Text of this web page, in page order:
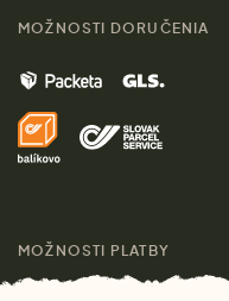
Kontakt
Značky
Pre médiá
Muži
Darčeky
Doprava a platba
MOŽNOSTI DORUČENIA
MOŽNOSTI PLATBY